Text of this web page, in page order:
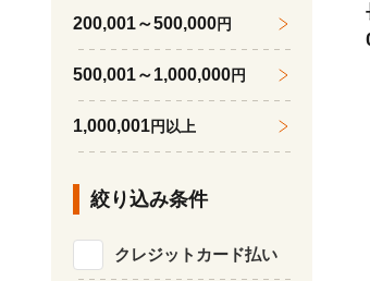
200,001～500,000円
500,001～1,000,000円
1,000,001円以上
絞り込み条件
クレジットカード払い